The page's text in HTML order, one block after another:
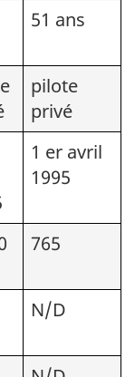
51 ans
pilote
privé
1 er avril
1995
765
N/D